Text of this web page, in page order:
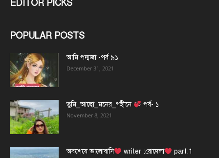
EDITOR PICKS
POPULAR POSTS
আমি পদ্মজা -পর্ব ৯১
December 31, 2021
তুমি_আছো_মনের_গহীনে পর্ব- ১
November 8, 2021
অবশেষে ভালোবাসি writer :রোদেলা part:1